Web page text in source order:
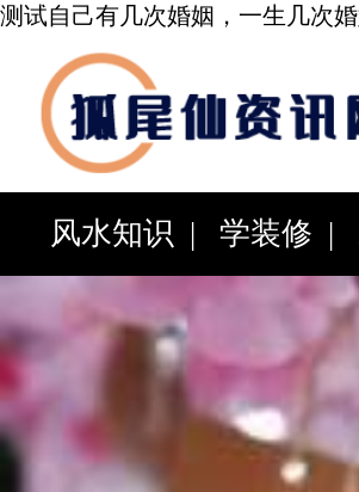
测试自己有几次婚姻，一生几次
风水知识 | 学装修 |
科 | 百科知识 综合